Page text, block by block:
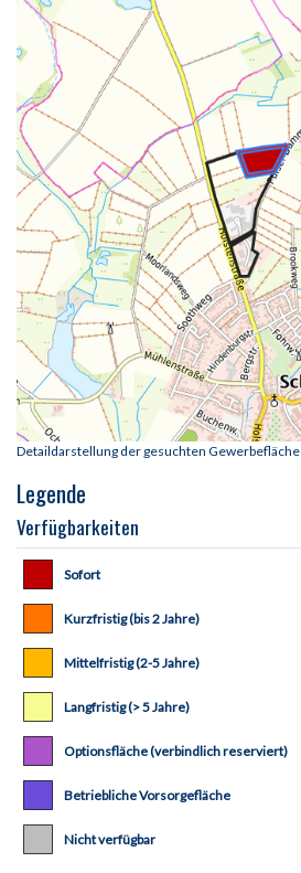
Detaildarstellung der gesuchten Gewerbefläche
Legende
Verfügbarkeiten
Sofort
Kurzfristig (bis 2 Jahre)
Mittelfristig (2-5 Jahre)
Langfristig (> 5 Jahre)
Optionsfläche (verbindlich reserviert)
Betriebliche Vorsorgefläche
Nicht verfügbar